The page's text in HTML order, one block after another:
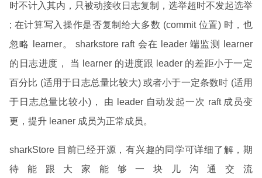
时不计入其内，只被动接收日志复制，选举超时不发起选举
; 在计算写入操作是否复制给大多数 (commit 位置) 时，也
忽略 learner。 sharkstore raft 会在 leader 端监测 learner
的日志进度， 当 learner 的进度跟 leader 的差距小于一定
百分比 (适用于日志总量比较大) 或者小于一定条数时 (适用
于日志总量比较小)， 由 leader 自动发起一次 raft 成员变
更，提升 leaner 成员为正常成员。
sharkStore 目前已经开源，有兴趣的同学可详细了解，期
待能跟大家能够一块儿沟通交流